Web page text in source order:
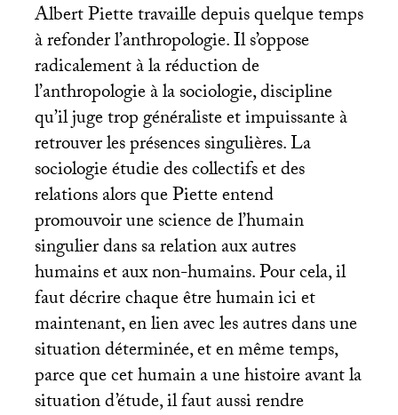
Albert Piette travaille depuis quelque temps
à refonder l’anthropologie. Il s’oppose
radicalement à la réduction de
l’anthropologie à la sociologie, discipline
qu’il juge trop généraliste et impuissante à
retrouver les présences singulières. La
sociologie étudie des collectifs et des
relations alors que Piette entend
promouvoir une science de l’humain
singulier dans sa relation aux autres
humains et aux non-humains. Pour cela, il
faut décrire chaque être humain ici et
maintenant, en lien avec les autres dans une
situation déterminée, et en même temps,
parce que cet humain a une histoire avant la
situation d’étude, il faut aussi rendre